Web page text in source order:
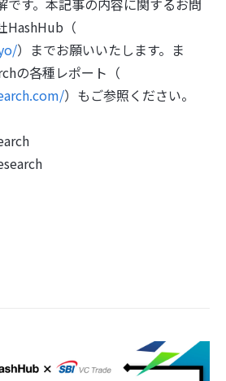
です。本記事の内容に関するお問
HashHub（
）までお願いいたします。ま
の各種レポート（
）もご参照ください。